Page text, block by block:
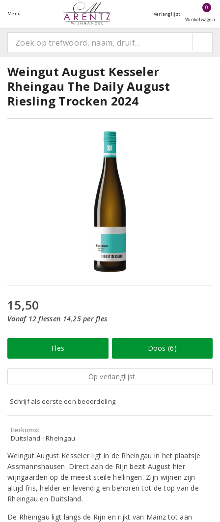
Menu Verlanglijst
0
Winkelwagen
Weingut August Kesseler
Rheingau The Daily August
Riesling Trocken 2024
15,50
Vanaf 12 flessen 14,25 per fles
Fles Doos (6)
Op verlanglijst
Schrijf als eerste een beoordeling
Herkomst
Duitsland - Rheingau
Weingut August Kesseler ligt in de Rheingau in het plaatsje
Assmannshausen. Direct aan de Rijn bezit August hier
wijngaarden op de meest steile hellingen. Zijn wijnen zijn
altijd fris, helder en levendig en behoren tot de top van de
Rheingau en Duitsland.
De Rheingau ligt langs de Rijn en rijkt van Mainz tot aan